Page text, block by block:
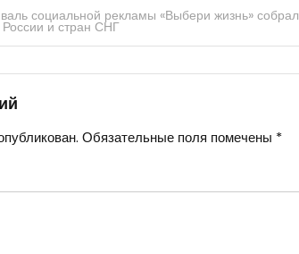
социальной рекламы «Выбери жизнь» собрал
и стран СНГ
Обязательные поля помечены *